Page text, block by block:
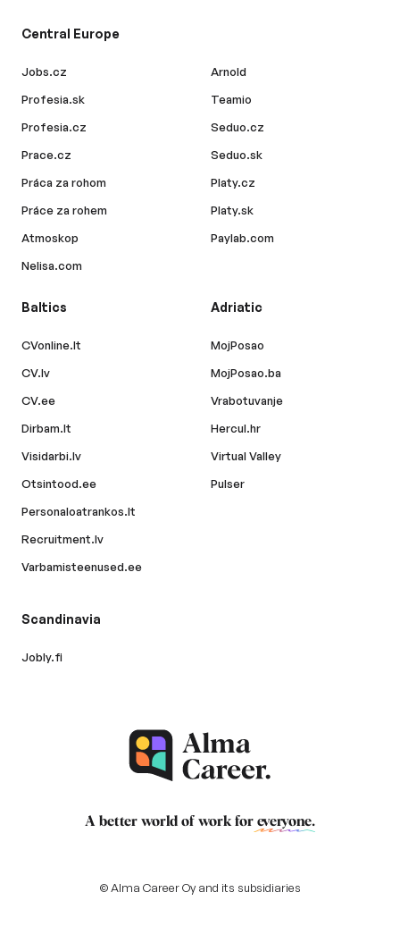
Central Europe
Jobs.cz
Profesia.sk
Profesia.cz
Prace.cz
Práca za rohom
Práce za rohem
Atmoskop
Nelisa.com
Arnold
Teamio
Seduo.cz
Seduo.sk
Platy.cz
Platy.sk
Paylab.com
Baltics
CVonline.lt
CV.lv
CV.ee
Dirbam.lt
Visidarbi.lv
Otsintood.ee
Personaloatrankos.lt
Recruitment.lv
Varbamisteenused.ee
Adriatic
MojPosao
MojPosao.ba
Vrabotuvanje
Hercul.hr
Virtual Valley
Pulser
Scandinavia
Jobly.fi
A better world of work for everyone.
© Alma Career Oy and its subsidiaries